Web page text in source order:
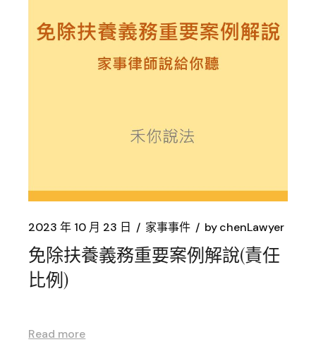
2023 年 10 月 23 日 家事事件 bychenLawyer
免除扶養義務重要案例解說(責任
比例)
Read more